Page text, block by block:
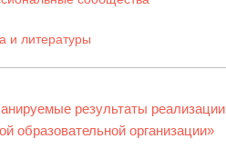
и литературы
результаты реализации
образовательной организации»